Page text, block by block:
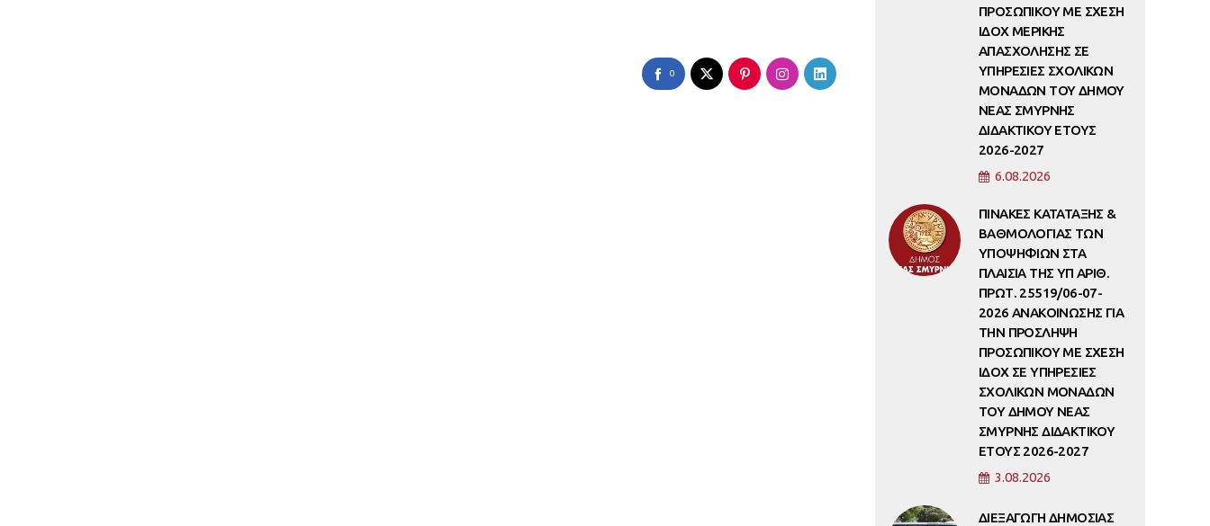
0
ΠΡΟΣΩΠΙΚΟΥ ΜΕ ΣΧΕΣΗ
ΙΔΟΧ ΜΕΡΙΚΗΣ
ΑΠΑΣΧΟΛΗΣΗΣ ΣΕ
ΥΠΗΡΕΣΙΕΣ ΣΧΟΛΙΚΩΝ
ΜΟΝΑΔΩΝ ΤΟΥ ΔΗΜΟΥ
ΝΕΑΣ ΣΜΥΡΝΗΣ
ΔΙΔΑΚΤΙΚΟΥ ΕΤΟΥΣ
2026-2027
6.08.2026
ΠΙΝΑΚΕΣ ΚΑΤΑΤΑΞΗΣ &
ΒΑΘΜΟΛΟΓΙΑΣ ΤΩΝ
ΥΠΟΨΗΦΙΩΝ ΣΤΑ
ΠΛΑΙΣΙΑ ΤΗΣ ΥΠ ΑΡΙΘ.
ΠΡΩΤ. 25519/06-07-
2026 ΑΝΑΚΟΙΝΩΣΗΣ ΓΙΑ
ΤΗΝ ΠΡΟΣΛΗΨΗ
ΠΡΟΣΩΠΙΚΟΥ ΜΕ ΣΧΕΣΗ
ΙΔΟΧ ΣΕ ΥΠΗΡΕΣΙΕΣ
ΣΧΟΛΙΚΩΝ ΜΟΝΑΔΩΝ
ΤΟΥ ΔΗΜΟΥ ΝΕΑΣ
ΣΜΥΡΝΗΣ ΔΙΔΑΚΤΙΚΟΥ
ΕΤΟΥΣ 2026-2027
3.08.2026
ΔΙΕΞΑΓΩΓΗ ΔΗΜΟΣΙΑΣ